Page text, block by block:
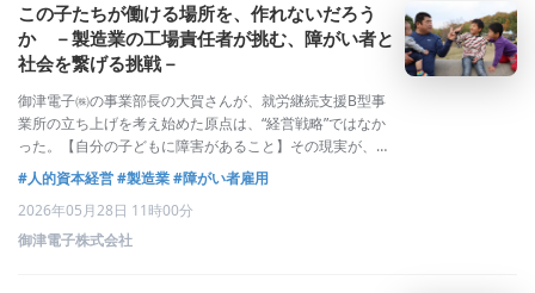
この子たちが働ける場所を、作れないだろう
か －製造業の工場責任者が挑む、障がい者と
社会を繋げる挑戦－
御津電子㈱の事業部長の大賀さんが、就労継続支援B型事
業所の立ち上げを考え始めた原点は、“経営戦略”ではなか
った。【自分の子どもに障害があること】その現実が、大
賀さんの中にずっと残っていました。「学校を卒業したあ
と、この子はどこで働くんだろう」「社会の中で、自分ら
しく生きていけるんだろうか」製造業の現
#人的資本経営#製造業#障がい者雇用
2026年05月28日 11時00分
御津電子株式会社